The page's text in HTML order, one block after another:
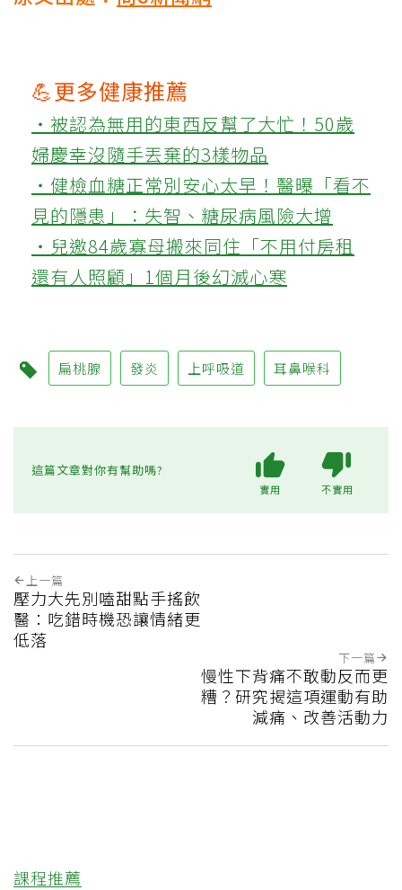
💪更多健康推薦
‧被認為無用的東西反幫了大忙！50歲
婦慶幸沒隨手丟棄的3樣物品
‧健檢血糖正常別安心太早！醫曝「看不
見的隱患」：失智、糖尿病風險大增
‧兒邀84歲寡母搬來同住「不用付房租
還有人照顧」1個月後幻滅心寒
扁桃腺 發炎 上呼吸道 耳鼻喉科
這篇文章對你有幫助嗎?
實用 不實用
上一篇
壓力大先別嗑甜點手搖飲
醫：吃錯時機恐讓情緒更
低落
下一篇
慢性下背痛不敢動反而更
糟？研究揭這項運動有助
減痛、改善活動力
課程推薦